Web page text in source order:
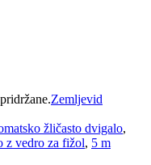
Zemljevid
žličasto dvigalo,
z vedro za fižol, 5 m